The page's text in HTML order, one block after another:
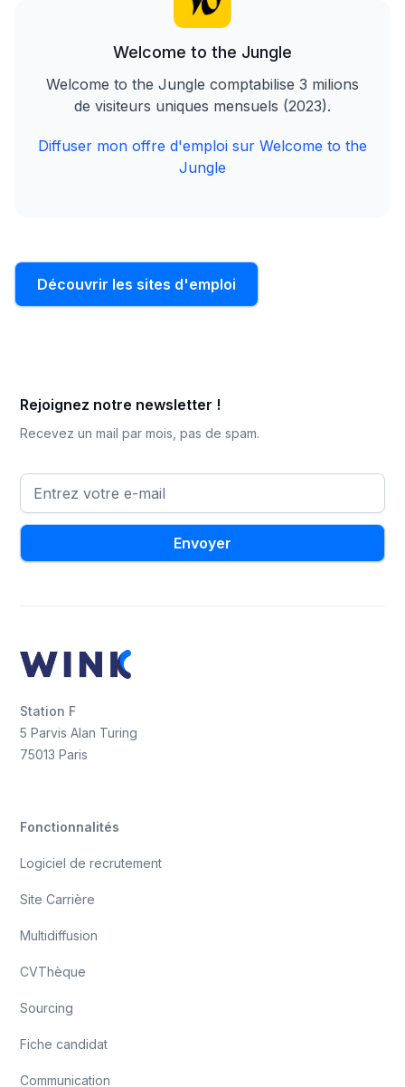
Welcome to the Jungle
Welcome to the Jungle comptabilise 3 milions
de visiteurs uniques mensuels (2023).
Diffuser mon offre d'emploi sur Welcome to the
Jungle
Découvrir les sites d'emploi
Rejoignez notre newsletter !
Recevez un mail par mois, pas de spam.
Station F
5 Parvis Alan Turing
75013 Paris
Fonctionnalités
Logiciel de recrutement
Site Carrière
Multidiffusion
CVThèque
Sourcing
Fiche candidat
Communication